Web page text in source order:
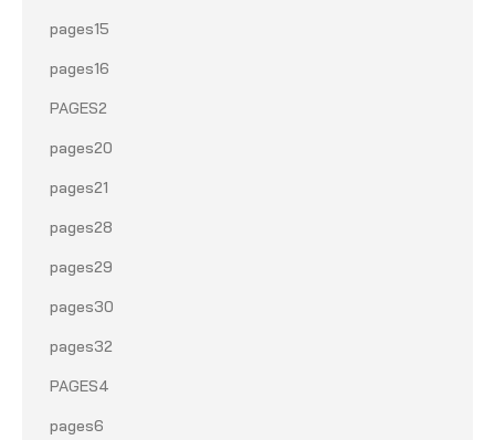
pages15
pages16
PAGES2
pages20
pages21
pages28
pages29
pages30
pages32
PAGES4
pages6